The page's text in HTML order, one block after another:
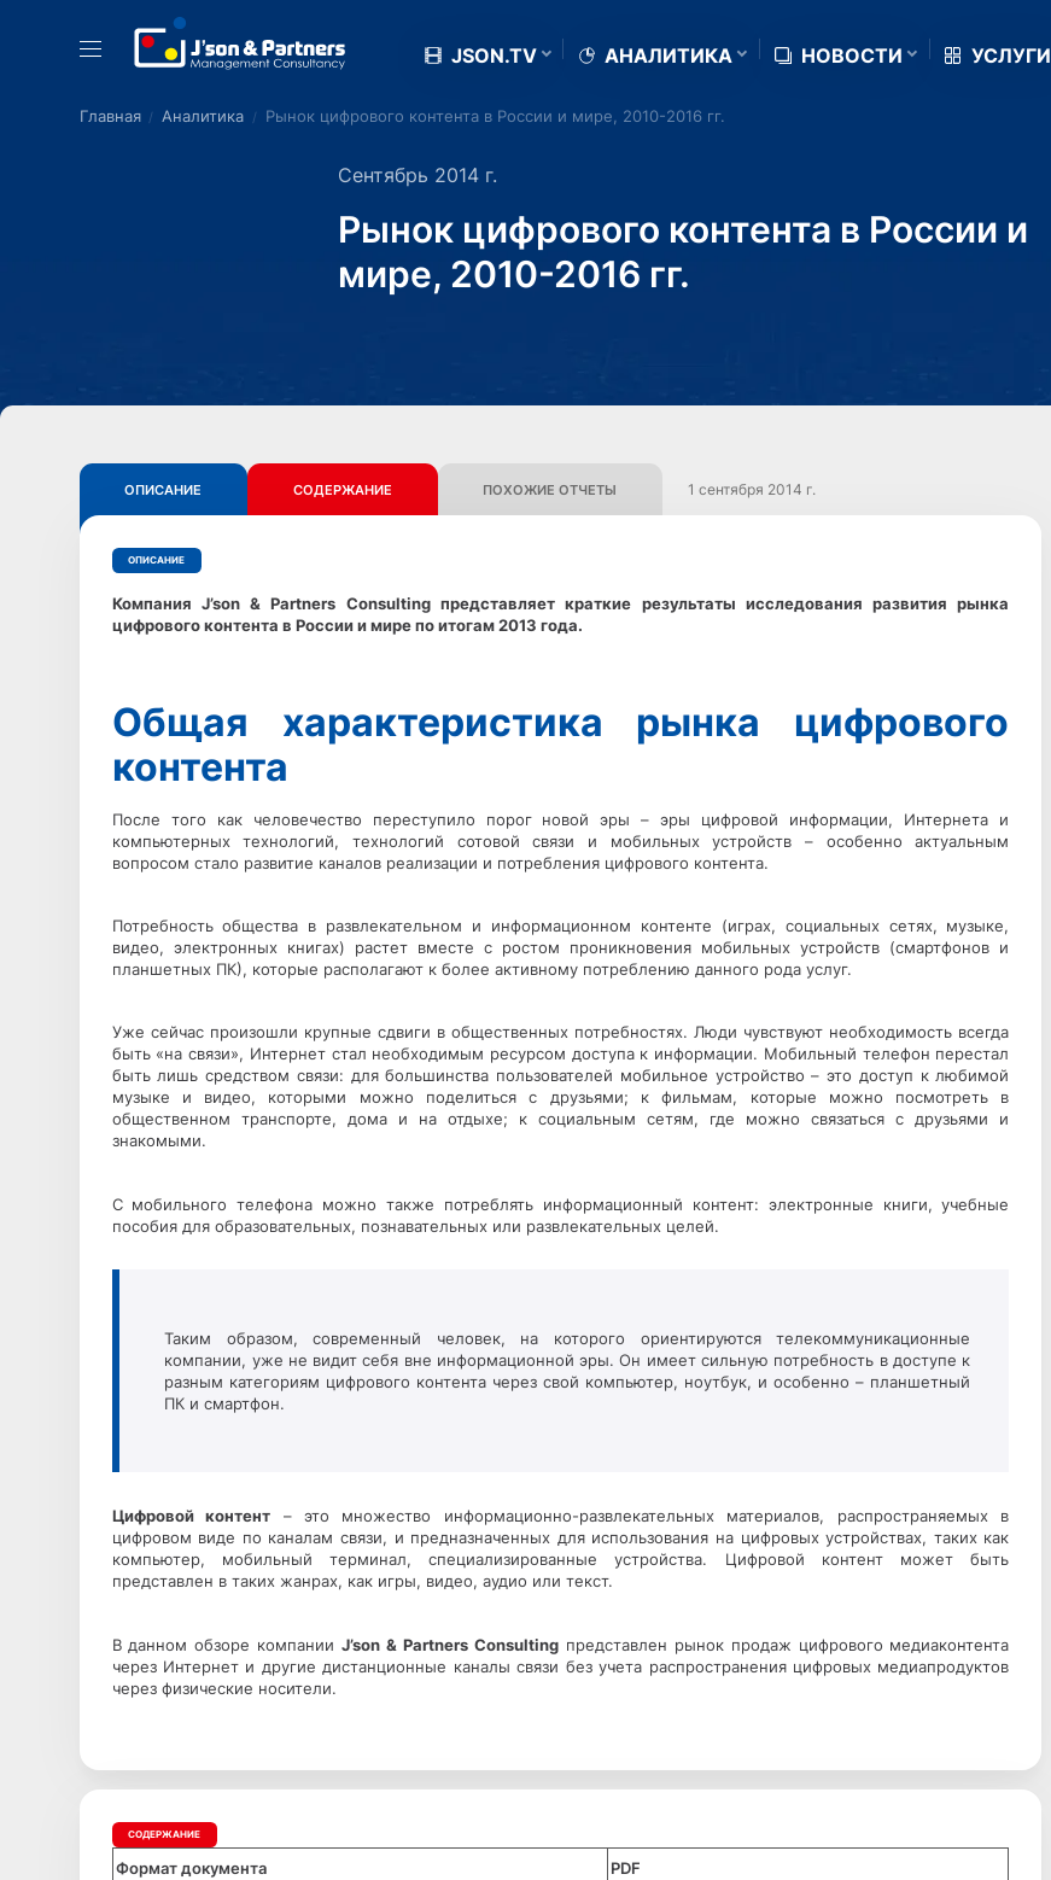
JSON.TV АНАЛИТИКА НОВОСТИ УСЛУГИ
Главная Аналитика Рынок цифрового контента в России и мире, 2010-2016 гг.
Сентябрь 2014 г.
Рынок цифрового контента в России и
мире, 2010-2016 гг.
ОПИСАНИЕ СОДЕРЖАНИЕ ПОХОЖИЕ ОТЧЕТЫ 1 сентября 2014 г.
ОПИСАНИЕ
Компания J’son & Partners Consulting представляет краткие результаты исследования развития рынка
цифрового контента в России и мире по итогам 2013 года.
Общая характеристика рынка цифрового
контента
После того как человечество переступило порог новой эры – эры цифровой информации, Интернета и
компьютерных технологий, технологий сотовой связи и мобильных устройств – особенно актуальным
вопросом стало развитие каналов реализации и потребления цифрового контента.
Потребность общества в развлекательном и информационном контенте (играх, социальных сетях, музыке,
видео, электронных книгах) растет вместе с ростом проникновения мобильных устройств (смартфонов и
планшетных ПК), которые располагают к более активному потреблению данного рода услуг.
Уже сейчас произошли крупные сдвиги в общественных потребностях. Люди чувствуют необходимость всегда
быть «на связи», Интернет стал необходимым ресурсом доступа к информации. Мобильный телефон перестал
быть лишь средством связи: для большинства пользователей мобильное устройство – это доступ к любимой
музыке и видео, которыми можно поделиться с друзьями; к фильмам, которые можно посмотреть в
общественном транспорте, дома и на отдыхе; к социальным сетям, где можно связаться с друзьями и
знакомыми.
С мобильного телефона можно также потреблять информационный контент: электронные книги, учебные
пособия для образовательных, познавательных или развлекательных целей.
Таким образом, современный человек, на которого ориентируются телекоммуникационные
компании, уже не видит себя вне информационной эры. Он имеет сильную потребность в доступе к
разным категориям цифрового контента через свой компьютер, ноутбук, и особенно – планшетный
ПК и смартфон.
Цифровой контент – это множество информационно-развлекательных материалов, распространяемых в
цифровом виде по каналам связи, и предназначенных для использования на цифровых устройствах, таких как
компьютер, мобильный терминал, специализированные устройства. Цифровой контент может быть
представлен в таких жанрах, как игры, видео, аудио или текст.
В данном обзоре компанииJ’son & Partners Consultingпредставлен рынок продаж цифрового медиаконтента
через Интернет и другие дистанционные каналы связи без учета распространения цифровых медиапродуктов
через физические носители.
СОДЕРЖАНИЕ
Формат документа PDF